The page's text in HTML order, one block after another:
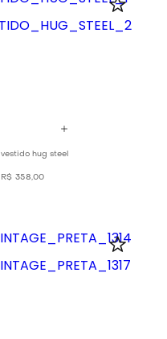
vestido hug steel
R$ 358,00